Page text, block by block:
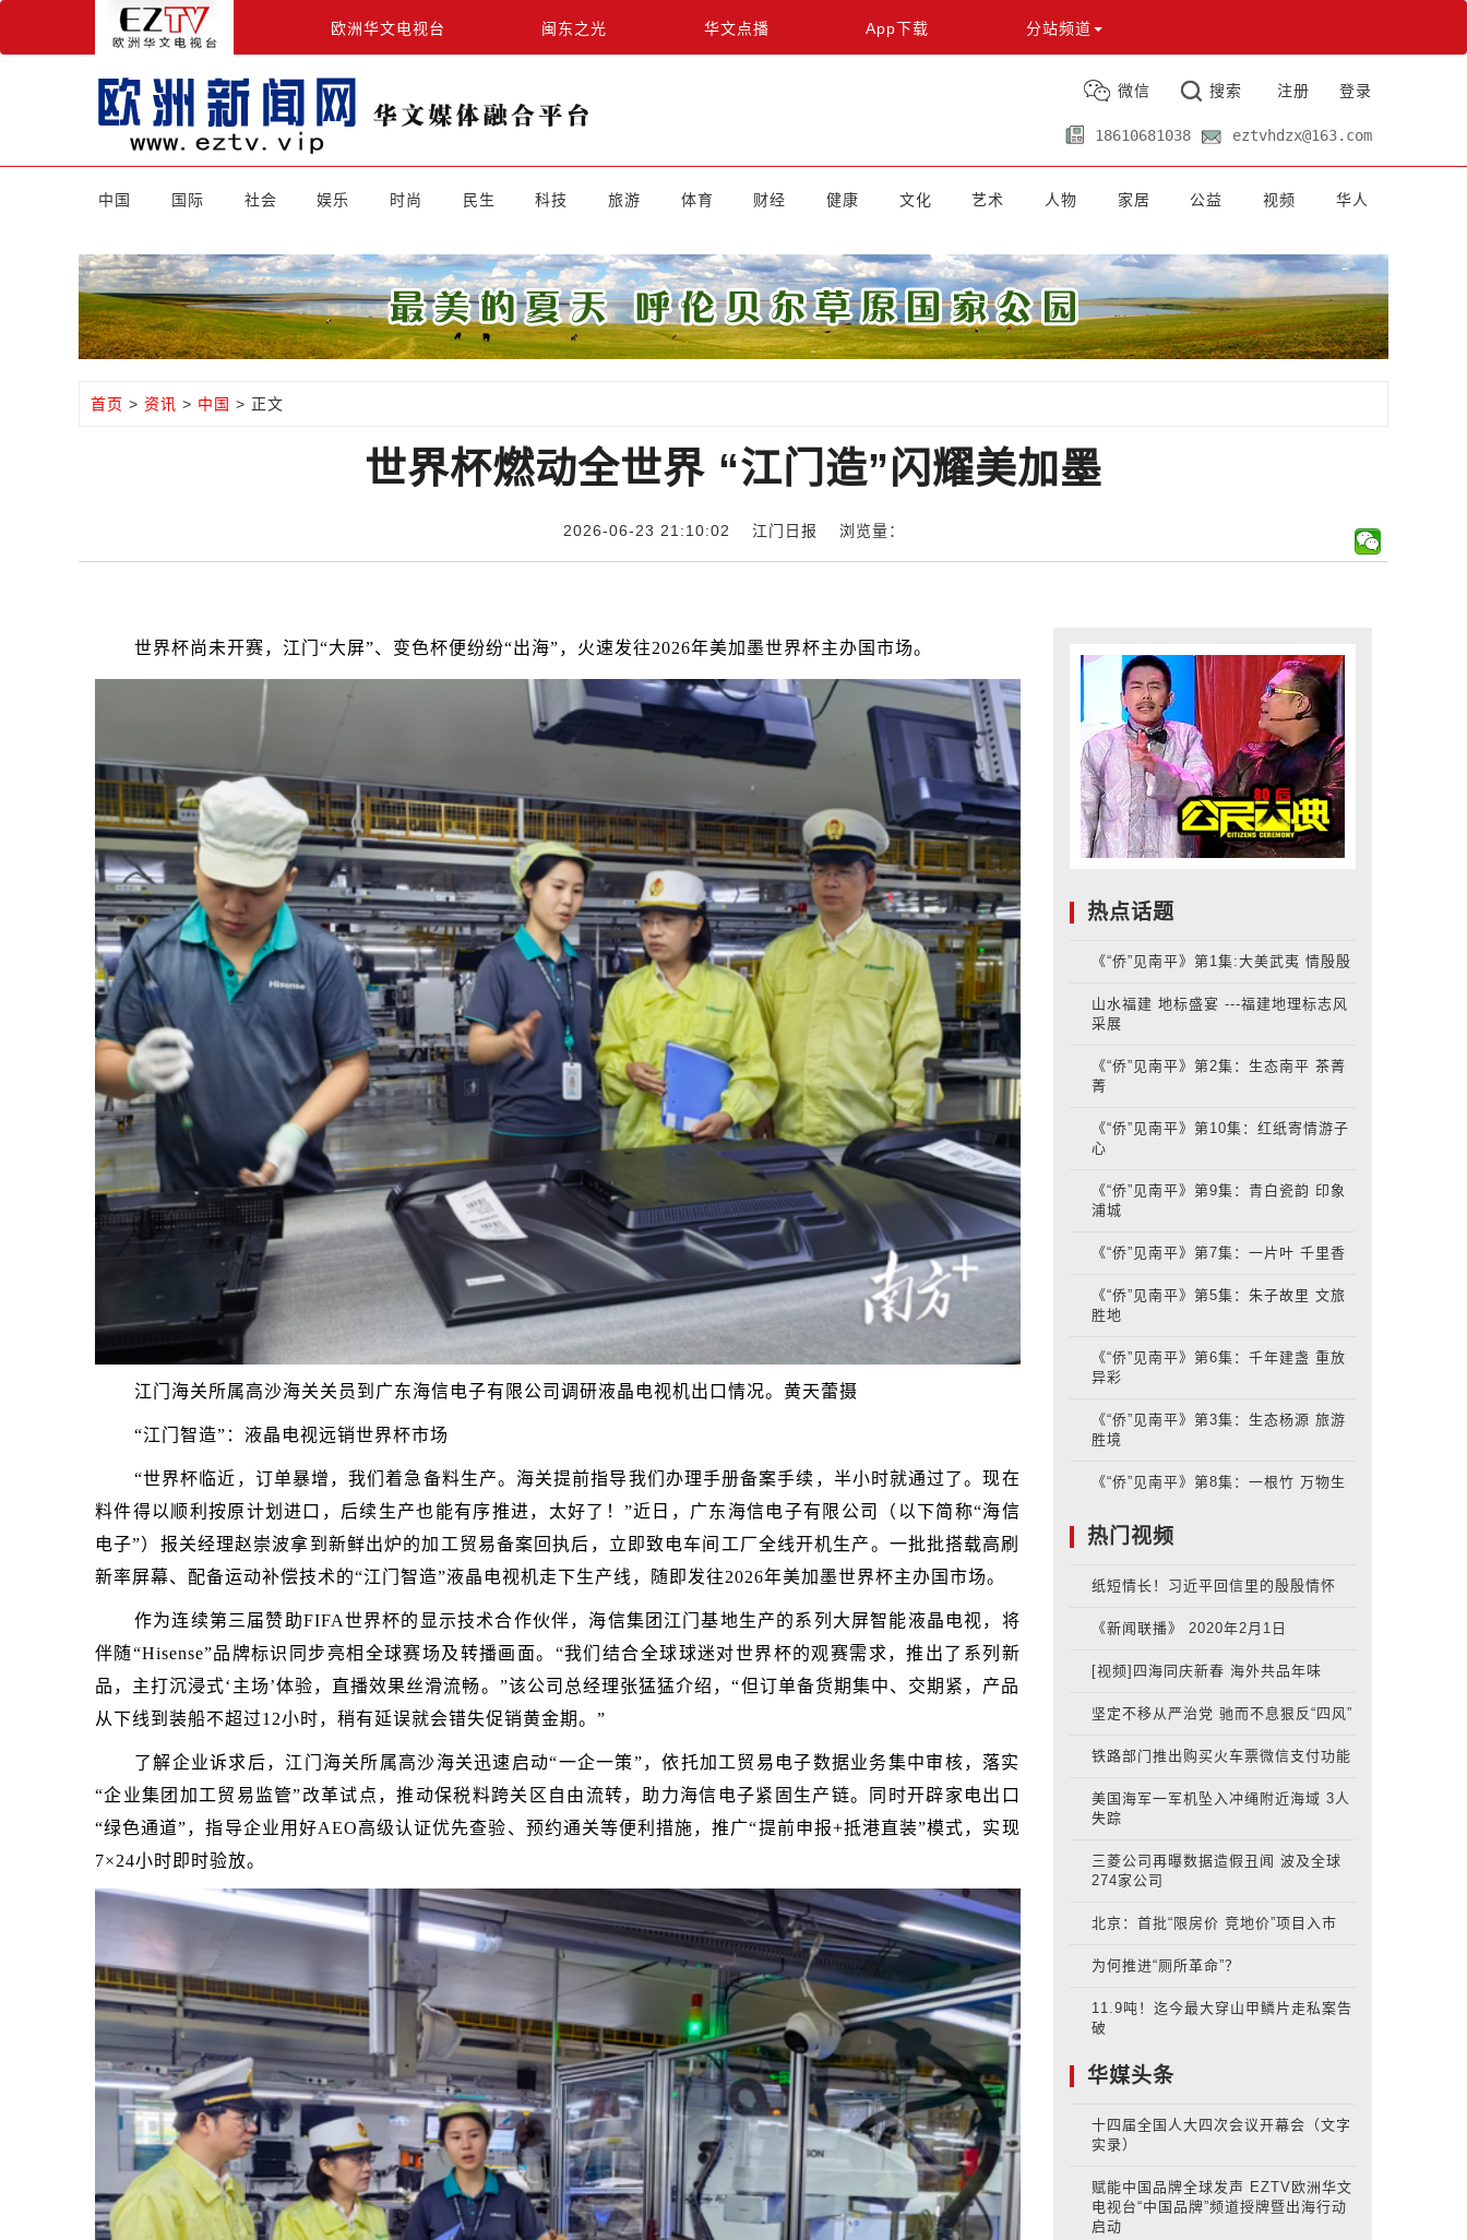
欧洲华文电视台 闽东之光 华文点播 App下载 分站频道
微信 搜索 注册 登录
18610681038 eztvhdzx@163.com
中国 国际 社会 娱乐 时尚 民生 科技 旅游 体育 财经 健康 文化 艺术 人物 家居 公益 视频 华人
首页 > 资讯 > 中国 > 正文
世界杯燃动全世界 “江门造”闪耀美加墨
2026-06-23 21:10:02 江门日报 浏览量：
世界杯尚未开赛，江门“大屏”、变色杯便纷纷“出海”，火速发往2026年美加墨世界杯主办国市场。
江门海关所属高沙海关关员到广东海信电子有限公司调研液晶电视机出口情况。黄天蕾摄
“江门智造”：液晶电视远销世界杯市场
“世界杯临近，订单暴增，我们着急备料生产。海关提前指导我们办理手册备案手续，半小时就通过了。现在
料件得以顺利按原计划进口，后续生产也能有序推进，太好了！”近日，广东海信电子有限公司（以下简称“海信
电子”）报关经理赵崇波拿到新鲜出炉的加工贸易备案回执后，立即致电车间工厂全线开机生产。一批批搭载高刷
新率屏幕、配备运动补偿技术的“江门智造”液晶电视机走下生产线，随即发往2026年美加墨世界杯主办国市场。
作为连续第三届赞助FIFA世界杯的显示技术合作伙伴，海信集团江门基地生产的系列大屏智能液晶电视，将
伴随“Hisense”品牌标识同步亮相全球赛场及转播画面。“我们结合全球球迷对世界杯的观赛需求，推出了系列新
品，主打沉浸式‘主场’体验，直播效果丝滑流畅。”该公司总经理张猛猛介绍，“但订单备货期集中、交期紧，产品
从下线到装船不超过12小时，稍有延误就会错失促销黄金期。”
了解企业诉求后，江门海关所属高沙海关迅速启动“一企一策”，依托加工贸易电子数据业务集中审核，落实
“企业集团加工贸易监管”改革试点，推动保税料跨关区自由流转，助力海信电子紧固生产链。同时开辟家电出口
“绿色通道”，指导企业用好AEO高级认证优先查验、预约通关等便利措施，推广“提前申报+抵港直装”模式，实现
7×24小时即时验放。
热点话题
《“侨”见南平》第1集:大美武夷 情殷殷
山水福建 地标盛宴 ---福建地理标志风
采展
《“侨”见南平》第2集：生态南平 茶菁
菁
《“侨”见南平》第10集：红纸寄情游子
心
《“侨”见南平》第9集：青白瓷韵 印象
浦城
《“侨”见南平》第7集：一片叶 千里香
《“侨”见南平》第5集：朱子故里 文旅
胜地
《“侨”见南平》第6集：千年建盏 重放
异彩
《“侨”见南平》第3集：生态杨源 旅游
胜境
《“侨”见南平》第8集：一根竹 万物生
热门视频
纸短情长！习近平回信里的殷殷情怀
《新闻联播》 2020年2月1日
[视频]四海同庆新春 海外共品年味
坚定不移从严治党 驰而不息狠反“四风”
铁路部门推出购买火车票微信支付功能
美国海军一军机坠入冲绳附近海域 3人
失踪
三菱公司再曝数据造假丑闻 波及全球
274家公司
北京：首批“限房价 竞地价”项目入市
为何推进“厕所革命”？
11.9吨！迄今最大穿山甲鳞片走私案告
破
华媒头条
十四届全国人大四次会议开幕会（文字
实录）
赋能中国品牌全球发声 EZTV欧洲华文
电视台“中国品牌”频道授牌暨出海行动
启动